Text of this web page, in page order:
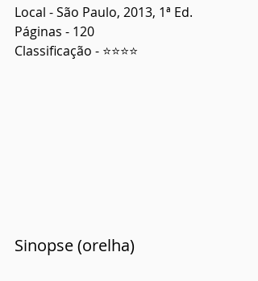
Local - São Paulo, 2013, 1ª Ed.
Páginas - 120
Classificação - ⭐⭐⭐⭐
Sinopse (orelha)